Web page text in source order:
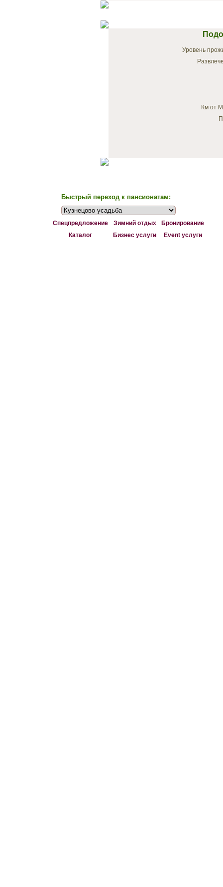
Уровень
Км от
Быстрый переход к пансионатам:
Спецпредложение Зимний отдых
Бронирование
Каталог
Бизнес услуги Event услуги